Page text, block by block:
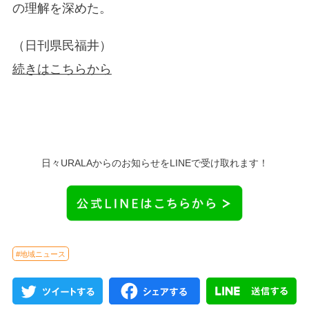
の理解を深めた。
（日刊県民福井）
続きはこちらから
日々URALAからのお知らせをLINEで受け取れます！
#地域ニュース